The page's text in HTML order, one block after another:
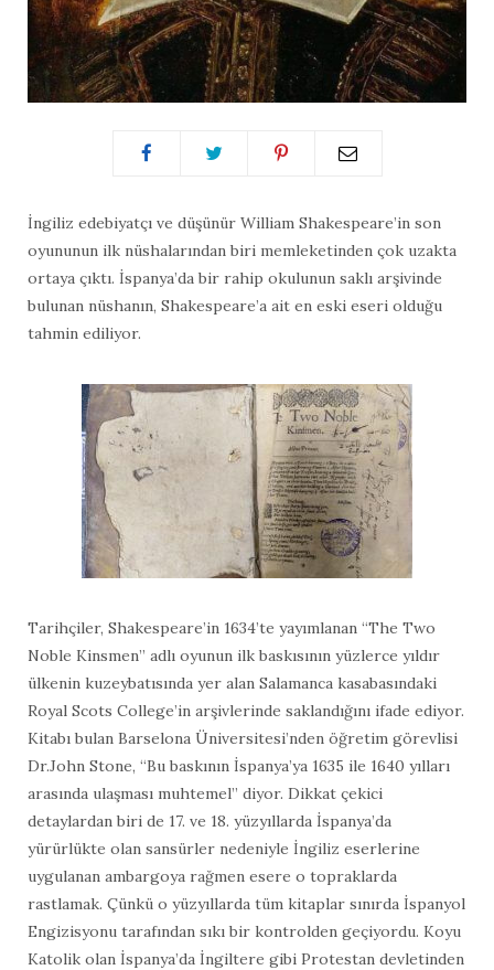
İngiliz edebiyatçı ve düşünür William Shakespeare’in son
oyununun ilk nüshalarından biri memleketinden çok uzakta
ortaya çıktı. İspanya’da bir rahip okulunun saklı arşivinde
bulunan nüshanın, Shakespeare’a ait en eski eseri olduğu
tahmin ediliyor.
Tarihçiler, Shakespeare’in 1634’te yayımlanan “The Two
Noble Kinsmen” adlı oyunun ilk baskısının yüzlerce yıldır
ülkenin kuzeybatısında yer alan Salamanca kasabasındaki
Royal Scots College’in arşivlerinde saklandığını ifade ediyor.
Kitabı bulan Barselona Üniversitesi’nden öğretim görevlisi
Dr.John Stone, “Bu baskının İspanya’ya 1635 ile 1640 yılları
arasında ulaşması muhtemel” diyor. Dikkat çekici
detaylardan biri de 17. ve 18. yüzyıllarda İspanya’da
yürürlükte olan sansürler nedeniyle İngiliz eserlerine
uygulanan ambargoya rağmen esere o topraklarda
rastlamak. Çünkü o yüzyıllarda tüm kitaplar sınırda İspanyol
Engizisyonu tarafından sıkı bir kontrolden geçiyordu. Koyu
Katolik olan İspanya’da İngiltere gibi Protestan devletinden